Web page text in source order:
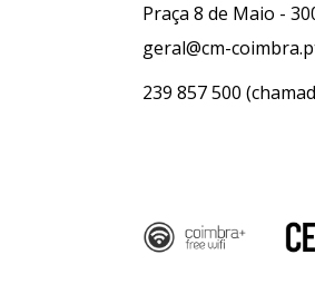
Praça 8 de Maio -
geral@cm-
239 857 500